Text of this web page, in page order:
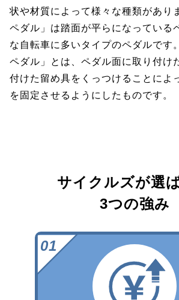
状や材質によって様々な種類があり
ペダル」は踏面が平らになっている
な自転車に多いタイプのペダルです
ペダル」とは、ペダル面に取り付け
付けた留め具をくっつけることによ
を固定させるようにしたものです。
サイクルズが選
3つの強み